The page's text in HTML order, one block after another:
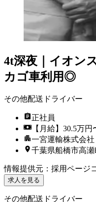
4t深夜｜イオン
カゴ車利用◎
その他配送ドライバー
正社員
【月給】30.5万円
一宮運輸株式会
千葉県船橋市高瀬
情報提供元 ： 採用ページ
求人を見る
その他配送ドライバー